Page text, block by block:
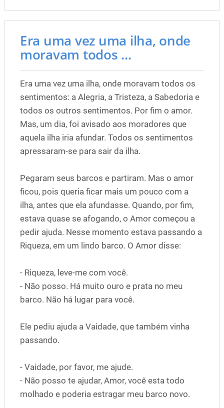
Era uma vez uma ilha, onde
moravam todos ...
Era uma vez uma ilha, onde moravam todos os
sentimentos: a Alegria, a Tristeza, a Sabedoria e
todos os outros sentimentos. Por fim o amor.
Mas, um dia, foi avisado aos moradores que
aquela ilha iria afundar. Todos os sentimentos
apressaram-se para sair da ilha.
Pegaram seus barcos e partiram. Mas o amor
ficou, pois queria ficar mais um pouco com a
ilha, antes que ela afundasse. Quando, por fim,
estava quase se afogando, o Amor começou a
pedir ajuda. Nesse momento estava passando a
Riqueza, em um lindo barco. O Amor disse:
- Riqueza, leve-me com você.
- Não posso. Há muito ouro e prata no meu
barco. Não há lugar para você.
Ele pediu ajuda a Vaidade, que também vinha
passando.
- Vaidade, por favor, me ajude.
- Não posso te ajudar, Amor, você esta todo
molhado e poderia estragar meu barco novo.